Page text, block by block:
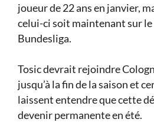
joueur de 22 ans en janvier,
celui-ci soit maintenant sur le
Bundesliga.
Tosic devrait rejoindre
jusqu’à la fin de la saison et
laissent entendre que cette
devenir permanente en été.